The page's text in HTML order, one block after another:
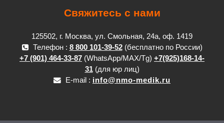
Свяжитесь с нами
125502, г. Москва, ул. Смольная, 24а, оф. 1419
Телефон : 8 800 101-39-52(бесплатно по России)
+7 (901) 464-33-87 (WhatsApp/MAX/Tg) +7(925)168-14-
31(для юр лиц)
E-mail : info@nmo-medik.ru